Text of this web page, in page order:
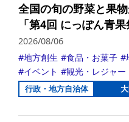
全国の旬の野菜と果
「第4回 にっぽん青
2026/08/06
地方創生
食品・お菓子
イベント
観光・レジャー
行政・地方自治体